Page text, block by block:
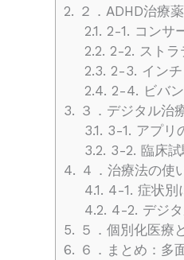
2. ２．ADHD治療
2.1. 2-1. コンサ
2.2. 2-2. ストラ
2.3. 2-3. インチ
2.4. 2-4. ビバン
3. ３．デジタル治
3.1. 3-1. アプリ
3.2. 3-2. 臨床試
4. ４．治療法の使
4.1. 4-1. 症状別
4.2. 4-2. デジ
5. ５．個別化医療
6. ６．まとめ：多